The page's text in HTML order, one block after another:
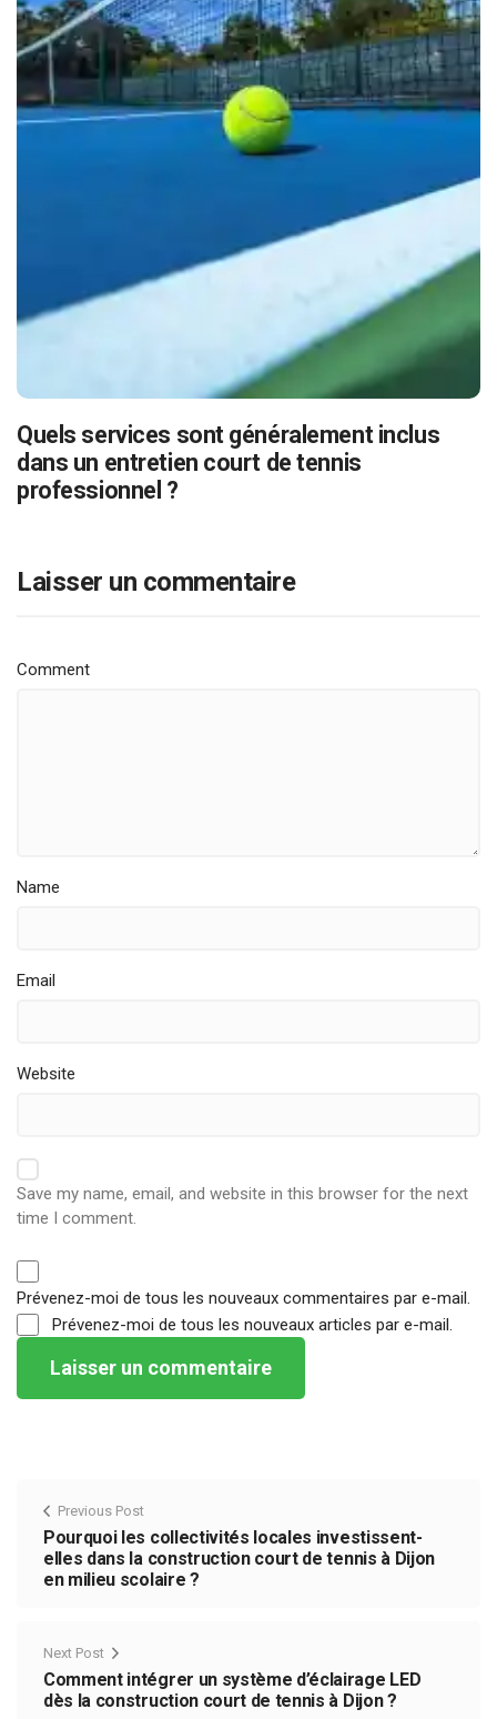
Quels services sont généralement inclus
dans un entretien court de tennis
professionnel ?
Laisser un commentaire
Comment
Name
Email
Website
Save my name, email, and website in this browser for the next
time I comment.
Prévenez-moi de tous les nouveaux commentaires par e-mail.
Prévenez-moi de tous les nouveaux articles par e-mail.
Previous Post
Pourquoi les collectivités locales investissent-
elles dans la construction court de tennis à Dijon
en milieu scolaire ?
Next Post
Comment intégrer un système d’éclairage LED
dès la construction court de tennis à Dijon ?